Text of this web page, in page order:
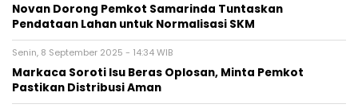
Novan Dorong Pemkot Samarinda Tuntaskan
Pendataan Lahan untuk Normalisasi SKM
Senin, 8 September 2025 - 14:34 WIB
Markaca Soroti Isu Beras Oplosan, Minta Pemkot
Pastikan Distribusi Aman